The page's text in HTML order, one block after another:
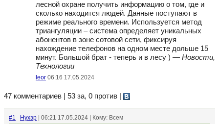
лесной охране получить информацию о том, где и
сколько находится людей. Данные поступают в
режиме реального времени. Используется метод
триангуляции – система определяет уникальных
абонентов в зоне сотовой сети, фиксируя
нахождение телефонов на одном месте дольше 15
минут. Большой брат - теперь и в лесу ) — Новости,
Технологии
leor 06:16 17.05.2024
47 комментариев | 53 за, 0 против
#1 Нухэр | 06:21 17.05.2024 | Кому: Всем